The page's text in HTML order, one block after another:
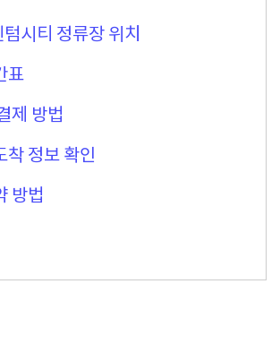
시티 정류장 위치
표
제 방법
착 정보 확인
방법